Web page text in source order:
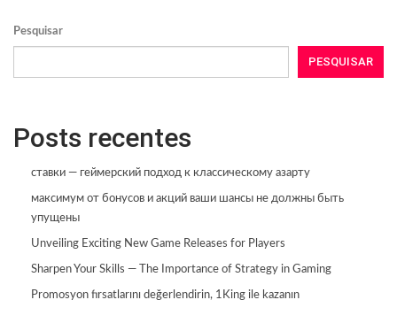
Pesquisar
PESQUISAR
Posts recentes
ставки — геймерский подход к классическому азарту
максимум от бонусов и акций ваши шансы не должны быть
упущены
Unveiling Exciting New Game Releases for Players
Sharpen Your Skills — The Importance of Strategy in Gaming
Promosyon fırsatlarını değerlendirin, 1King ile kazanın